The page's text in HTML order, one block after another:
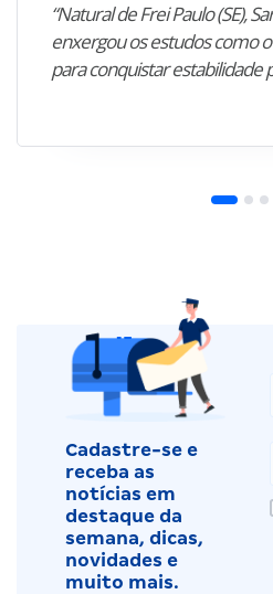
“Natural de Frei Paulo (SE),
enxergou os estudos como
para conquistar estabilidade
Cadastre-se e
receba as
notícias em
destaque da
semana, dicas,
novidades e
muito mais.